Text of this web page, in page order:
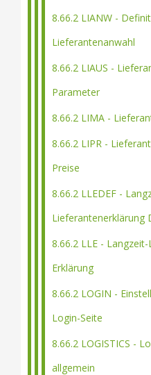
8.66.2 LIANW -
Lieferantenanwahl
8.66.2 LIAUS -
Parameter
8.66.2 LIMA -
8.66.2 LIPR -
Preise
8.66.2 LLEDEF -
Lieferantenerklärung
8.66.2 LLE -
Erklärung
8.66.2 LOGIN -
Login-Seite
8.66.2 LOGISTICS -
allgemein